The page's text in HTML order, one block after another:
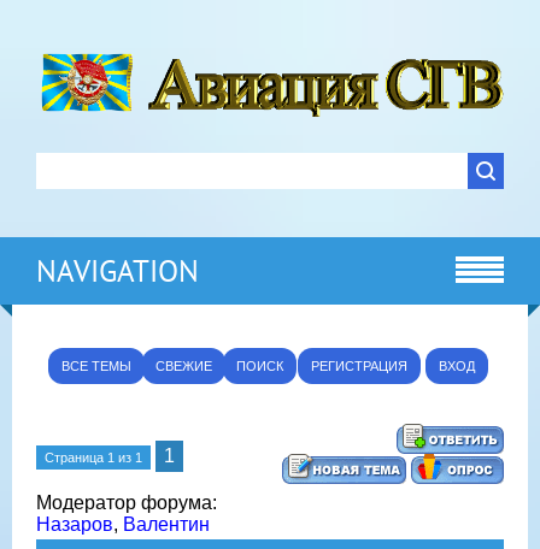
NAVIGATION
ВСЕ ТЕМЫ СВЕЖИЕ ПОИСК РЕГИСТРАЦИЯ ВХОД
Страница 1 из 1 1
Модератор форума:
Назаров, Валентин